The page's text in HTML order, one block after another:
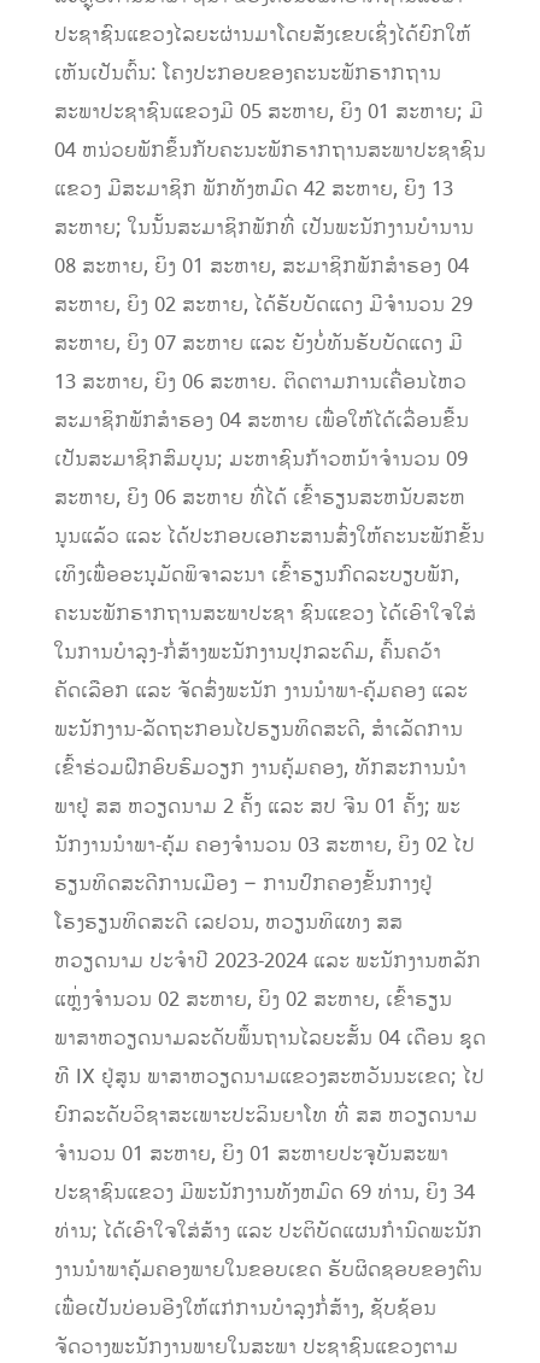
ປະຊາຊົນແຂວງໄລຍະຜ່ານມາໂດຍສັງເຂບເຊິ່ງໄດ້ຍົກໃຫ້
ເຫັນເປັນຕົ້ນ: ໂຄງປະກອບຂອງຄະນະພັກຮາກຖານ
ສະພາປະຊາຊົນແຂວງມີ 05 ສະຫາຍ, ຍິງ 01 ສະຫາຍ; ມີ
04 ຫນ່ວຍພັກຂຶ້ນກັບຄະນະພັກຮາກຖານສະພາປະຊາຊົນ
ແຂວງ ມີສະມາຊິກ ພັກທັງຫມົດ 42 ສະຫາຍ, ຍິງ 13
ສະຫາຍ; ໃນນັ້ນສະມາຊິກພັກທີ່ ເປັນພະນັກງານບໍານານ
08 ສະຫາຍ, ຍິງ 01 ສະຫາຍ, ສະມາຊິກພັກສໍາຮອງ 04
ສະຫາຍ, ຍິງ 02 ສະຫາຍ, ໄດ້ຮັບບັດແດງ ມີຈໍານວນ 29
ສະຫາຍ, ຍິງ 07 ສະຫາຍ ແລະ ຍັງບໍ່ທັນຮັບບັດແດງ ມີ
13 ສະຫາຍ, ຍິງ 06 ສະຫາຍ. ຕິດຕາມການເຄື່ອນໄຫວ
ສະມາຊິກພັກສໍາຮອງ 04 ສະຫາຍ ເພື່ອໃຫ້ໄດ້ເລື່ອນຂື້ນ
ເປັນສະມາຊິກສົມບູນ; ມະຫາຊົນກ້າວຫນ້າຈໍານວນ 09
ສະຫາຍ, ຍິງ 06 ສະຫາຍ ທີ່ໄດ້ ເຂົ້າຮຽນສະຫນັບສະຫ
ນູນແລ້ວ ແລະ ໄດ້ປະກອບເອກະສານສົ່ງໃຫ້ຄະນະພັກຂັ້ນ
ເທິງເພື່ອອະນຸມັດພິຈາລະນາ ເຂົ້າຮຽນກົດລະບຽບພັກ,
ຄະນະພັກຮາກຖານສະພາປະຊາ ຊົນແຂວງ ໄດ້ເອົາໃຈໃສ່
ໃນການບໍາລຸງ-ກໍ່ສ້າງພະນັກງານປຸກລະດົມ, ຄົ້ນຄວ້າ
ຄັດເລືອກ ແລະ ຈັດສົ່ງພະນັກ ງານນໍາພາ-ຄຸ້ມຄອງ ແລະ
ພະນັກງານ-ລັດຖະກອນໄປຮຽນທິດສະດີ, ສໍາເລັດການ
ເຂົ້າຮ່ວມຝຶກອົບຮົມວຽກ ງານຄຸ້ມຄອງ, ທັກສະການນໍາ
ພາຢູ່ ສສ ຫວຽດນາມ 2 ຄັ້ງ ແລະ ສປ ຈີນ 01 ຄັ້ງ; ພະ
ນັກງານນໍາພາ-ຄຸ້ມ ຄອງຈໍານວນ 03 ສະຫາຍ, ຍິງ 02 ໄປ
ຮຽນທິດສະດີການເມືອງ – ການປົກຄອງຂັ້ນກາງຢູ່
ໂຮງຮຽນທິດສະດີ ເລຢວນ, ຫວຽນທິແທງ ສສ
ຫວຽດນາມ ປະຈໍາປີ 2023-2024 ແລະ ພະນັກງານຫລັກ
ແຫຼ່ງຈໍານວນ 02 ສະຫາຍ, ຍິງ 02 ສະຫາຍ, ເຂົ້າຮຽນ
ພາສາຫວຽດນາມລະດັບພຶ້ນຖານໄລຍະສັ້ນ 04 ເດືອນ ຊຸດ
ທີ IX ຢູ່ສູນ ພາສາຫວຽດນາມແຂວງສະຫວັນນະເຂດ; ໄປ
ຍົກລະດັບວິຊາສະເພາະປະລິນຍາໂທ ທີ່ ສສ ຫວຽດນາມ
ຈໍານວນ 01 ສະຫາຍ, ຍິງ 01 ສະຫາຍປະຈຸບັນສະພາ
ປະຊາຊົນແຂວງ ມີພະນັກງານທັງຫມົດ 69 ທ່ານ, ຍິງ 34
ທ່ານ; ໄດ້ເອົາໃຈໃສ່ສ້າງ ແລະ ປະຕິບັດແຜນກໍານົດພະນັກ
ງານນໍາພາຄຸ້ມຄອງພາຍໃນຂອບເຂດ ຮັບຜິດຊອບຂອງຕົນ
ເພື່ອເປັນບ່ອນອີງໃຫ້ແກ່ການບໍາລຸງກໍ່ສ້າງ, ຊັບຊ້ອນ
ຈັດວາງພະນັກງານພາຍໃນສະພາ ປະຊາຊົນແຂວງຕາມ